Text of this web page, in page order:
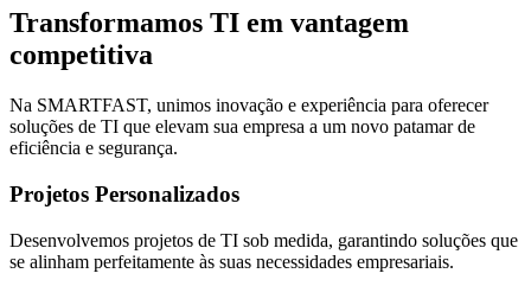
Transformamos TI em vantagem
competitiva
Na SMARTFAST, unimos inovação e experiência para oferecer
soluções de TI que elevam sua empresa a um novo patamar de
eficiência e segurança.
Projetos Personalizados
Desenvolvemos projetos de TI sob medida, garantindo soluções que
se alinham perfeitamente às suas necessidades empresariais.